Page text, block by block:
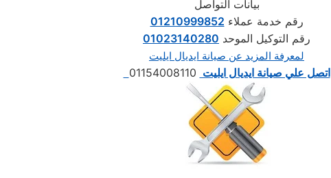
بيانات التواصل
رقم خدمة عملاء 01210999852
رقم التوكيل الموحد 01023140280
لمعرفة المزيد عن صيانة ايديال ايليت
اتصل علي صيانة ايديال ايليت